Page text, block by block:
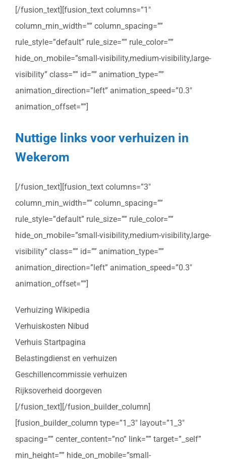
[/fusion_text][fusion_text columns=”1″
column_min_width=”” column_spacing=””
rule_style=”default” rule_size=”” rule_color=””
hide_on_mobile=”small-visibility,medium-visibility,large-
visibility” class=”” id=”” animation_type=””
animation_direction=”left” animation_speed=”0.3″
animation_offset=””]
Nuttige links voor verhuizen in
Wekerom
[/fusion_text][fusion_text columns=”3″
column_min_width=”” column_spacing=””
rule_style=”default” rule_size=”” rule_color=””
hide_on_mobile=”small-visibility,medium-visibility,large-
visibility” class=”” id=”” animation_type=””
animation_direction=”left” animation_speed=”0.3″
animation_offset=””]
Verhuizing Wikipedia
Verhuiskosten Nibud
Verhuis Startpagina
Belastingdienst en verhuizen
Geschillencommissie verhuizen
Rijksoverheid doorgeven
[/fusion_text][/fusion_builder_column]
[fusion_builder_column type=”1_3″ layout=”1_3″
spacing=”” center_content=”no” link=”” target=”_self”
min_height=”” hide_on_mobile=”small-